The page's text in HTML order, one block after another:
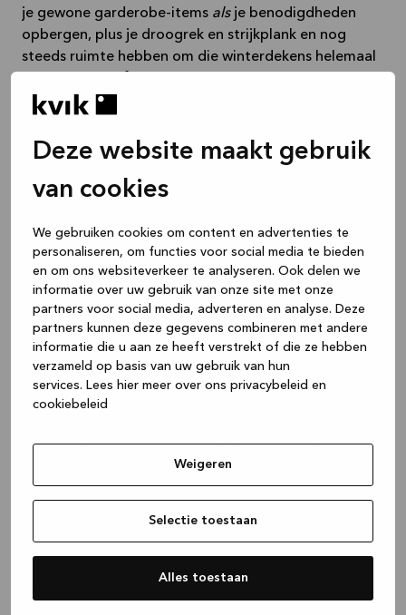
Deze website maakt gebruik
van cookies
We gebruiken cookies om content en advertenties te
personaliseren, om functies voor social media te bieden
en om ons websiteverkeer te analyseren. Ook delen we
informatie over uw gebruik van onze site met onze
partners voor social media, adverteren en analyse. Deze
partners kunnen deze gegevens combineren met andere
informatie die u aan ze heeft verstrekt of die ze hebben
verzameld op basis van uw gebruik van hun
services. Lees hier meer over ons privacybeleid en
cookiebeleid
Weigeren
Selectie toestaan
Alles toestaan
je gewone garderobe-items als je benodigdheden
opbergen, plus je droogrek en strijkplank en nog
steeds ruimte hebben om die winterdekens helemaal
Van de moestuin of vers
van de markt. Doe je
schoonmaak in stijl
dan goed. Moderne, goed uitgeruste aanrechtruimte
is slechts het halve werk. Je hebt een geweldige
bereidingsplek nodig om ervoor te zorgen dat je
bijkeuken niet in een rommelige bende verandert. We
aan die meewerkt met jou, je